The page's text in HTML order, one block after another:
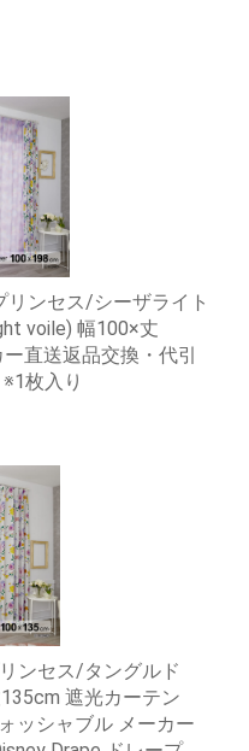
リンセス/シーザライト
voile) 幅100×丈
直送返品交換・代引
枚入り
ンセス/タングルド
遮光カーテン
ッシャブル メーカー